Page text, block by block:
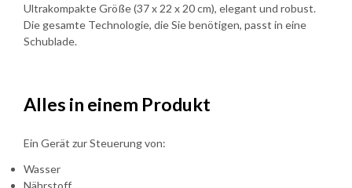
Ultrakompakte Größe (37 x 22 x 20 cm), elegant und robust.
Die gesamte Technologie, die Sie benötigen, passt in eine
Schublade.
Alles in einem Produkt
Ein Gerät zur Steuerung von:
Wasser